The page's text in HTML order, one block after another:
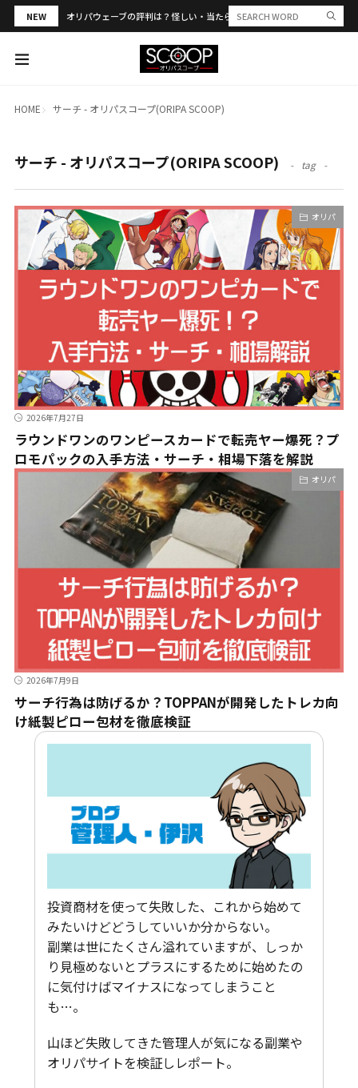
NEW オリパウェーブの評判は？怪しい・当たらない？PSA合算や発送トラブル
HOME サーチ - オリパスコープ(ORIPA SCOOP)
サーチ - オリパスコープ(ORIPA SCOOP) tag
オリパ
2026年7月27日
ラウンドワンのワンピースカードで転売ヤー爆死？プ
ロモパックの入手方法・サーチ・相場下落を解説
オリパ
2026年7月9日
サーチ行為は防げるか？TOPPANが開発したトレカ向
け紙製ピロー包材を徹底検証
投資商材を使って失敗した、これから始めて
みたいけどどうしていいか分からない。
副業は世にたくさん溢れていますが、しっか
り見極めないとプラスにするために始めたの
に気付けばマイナスになってしまうこと
も…。
山ほど失敗してきた管理人が気になる副業や
オリパサイトを検証しレポート。